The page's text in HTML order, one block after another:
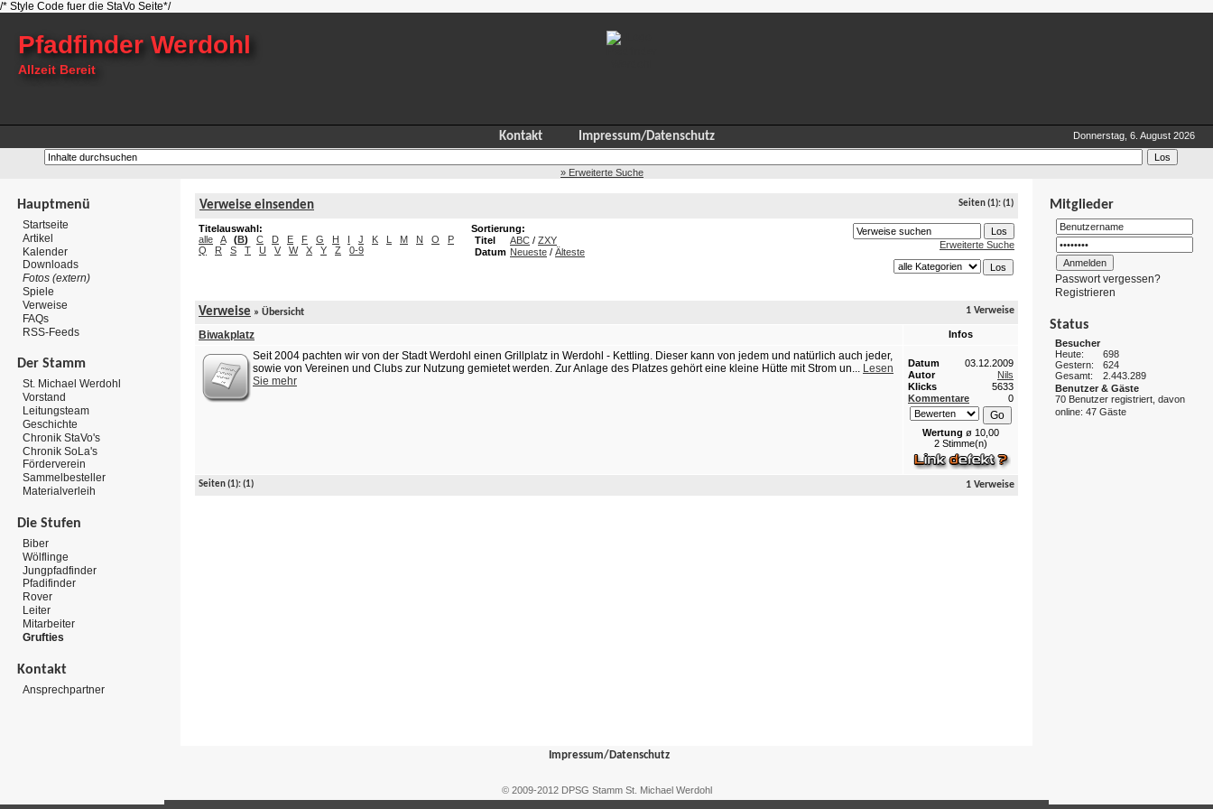
/* Style Code fuer die StaVo Seite*/
Pfadfinder Werdohl
Allzeit Bereit
Kontakt Impressum/Datenschutz
» Erweiterte Suche
Donnerstag, 6. August 2026
Hauptmenü
Startseite
Artikel
Kalender
Downloads
Fotos (extern)
Spiele
Verweise
FAQs
RSS-Feeds
Der Stamm
St. Michael Werdohl
Vorstand
Leitungsteam
Geschichte
Chronik StaVo's
Chronik SoLa's
Förderverein
Sammelbesteller
Materialverleih
Die Stufen
Biber
Wölflinge
Jungpfadfinder
Pfadifinder
Rover
Leiter
Mitarbeiter
Grufties
Kontakt
Ansprechpartner
Verweise einsenden Seiten(1):(1)
Titelauswahl:
alle
A (B) C D E F G H I J K L M N O
P
Q
R S T U V W X Y Z 0-9
Sortierung:
Titel
ABC / ZXY
Datum Neueste / Älteste
Erweiterte Suche
Verweise » Übersicht 1 Verweise
Biwakplatz Infos
Seit 2004 pachten wir von der Stadt Werdohl einen Grillplatz in Werdohl - Kettling. Dieser kann von jedem und natürlich auch jeder,
sowie von Vereinen und Clubs zur Nutzung gemietet werden. Zur Anlage des Platzes gehört eine kleine Hütte mit Strom un... Lesen
Sie mehr
Datum
03.12.2009
Autor
Nils
Klicks
5633
Kommentare
0
Wertung ø 10,00
2 Stimme(n)
Seiten(1):(1) 1 Verweise
Mitglieder
Passwort vergessen?
Registrieren
Status
Besucher
Heute:
698
Gestern:
624
Gesamt:
2.443.289
Benutzer & Gäste
70 Benutzer registriert, davon
online: 47 Gäste
Impressum/Datenschutz
© 2009-2012 DPSG Stamm St. Michael Werdohl